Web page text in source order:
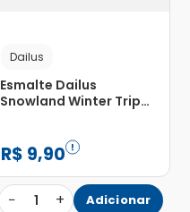
Dailus
Esmalte Dailus
Snowland Winter Trip
R$ 9,90
− 1 + Adicionar